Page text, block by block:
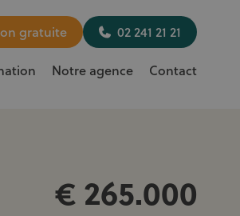
Notre agence Contact
gratuite 02 241 21 21
€ 265.000